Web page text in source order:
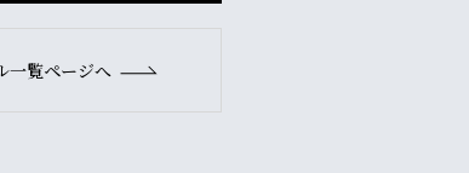
一覧ページへ